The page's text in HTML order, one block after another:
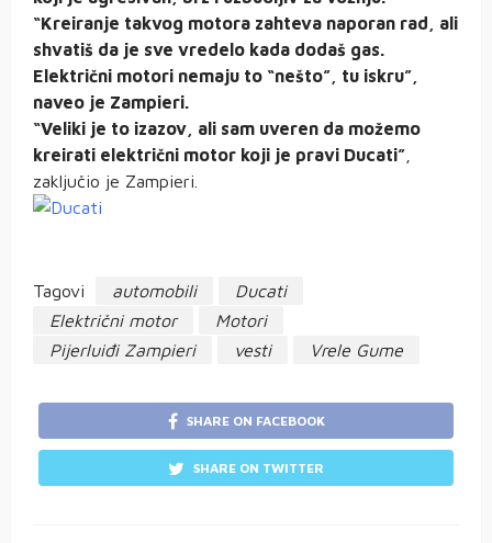
“Kreiranje takvog motora zahteva naporan rad, ali
shvatiš da je sve vredelo kada dodaš gas.
Električni motori nemaju to “nešto”, tu iskru”,
naveo je Zampieri.
“Veliki je to izazov, ali sam uveren da možemo
kreirati električni motor koji je pravi Ducati”
zaključio je Zampieri.
Tagovi automobili
Ducati
Električni motor
Motori
Pijerluiđi Zampieri
vesti Vrele Gume
SHARE ON FACEBOOK
SHARE ON TWITTER